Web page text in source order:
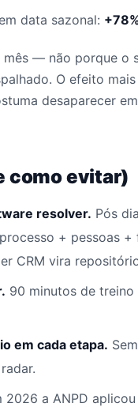
data sazonal:
— não porque o
O efeito
desaparecer
como evitar)
resolver. Pós
+ pessoas
CRM vira
90 minutos de
em cada etapa.
2026 a ANPD